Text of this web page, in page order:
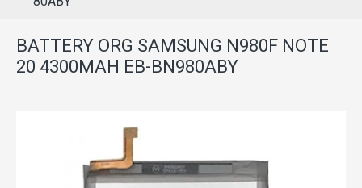
BATTERY ORG SAMSUNG N980F NOTE
20 4300MAH EB-BN980ABY